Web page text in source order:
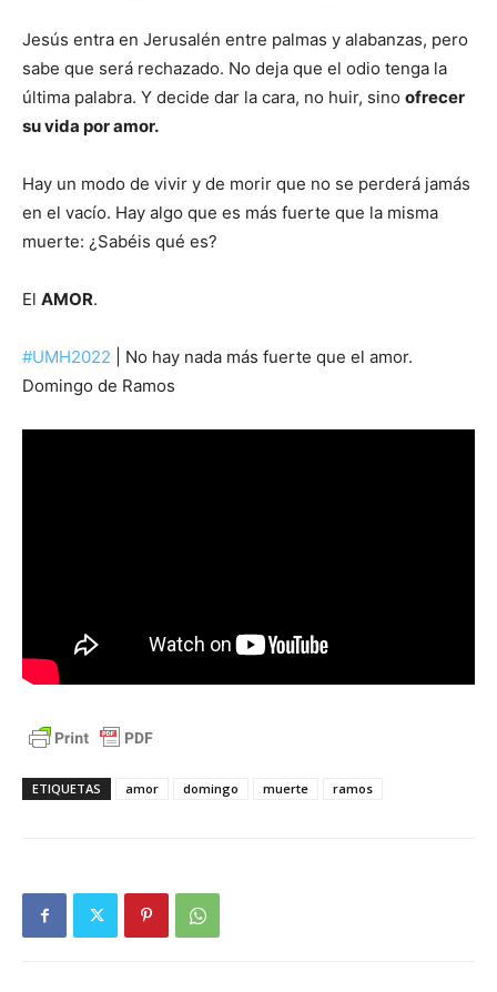
Jesús entra en Jerusalén entre palmas y alabanzas, pero
sabe que será rechazado. No deja que el odio tenga la
última palabra. Y decide dar la cara, no huir, sino ofrecer
su vida por amor.
Hay un modo de vivir y de morir que no se perderá jamás
en el vacío. Hay algo que es más fuerte que la misma
muerte: ¿Sabéis qué es?
El AMOR.
#UMH2022 | No hay nada más fuerte que el amor.
Domingo de Ramos
ETIQUETAS amor domingo muerte ramos